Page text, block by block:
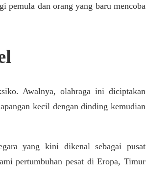
pemula dan orang yang baru mencoba
Awalnya, olahraga ini diciptakan
kecil dengan dinding kemudian
yang kini dikenal sebagai pusat
pertumbuhan pesat di Eropa, Timur